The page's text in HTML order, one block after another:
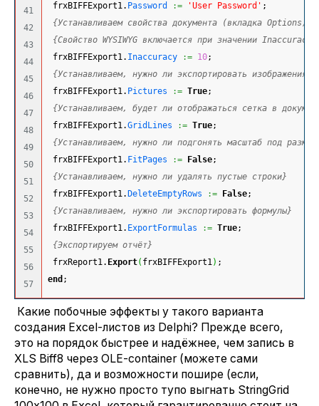
41
42
43
44
45
46
47
48
49
50
51
52
53
54
55
56
frxBIFFExport1. Password := 'User Password' ;
{Устанавливаем свойства документа (вкладка Options)}
{Свойство WYSIWYG включается при значении
frxBIFFExport1. Inaccuracy := 10;
{Устанавливаем, нужно ли экспортировать изображения}
frxBIFFExport1. Pictures := True;
{Устанавливаем, будет ли отображаться сетка в
frxBIFFExport1.GridLines := True;
{Устанавливаем, нужно ли подгонять масштаб под
frxBIFFExport1. FitPages := False;
{Устанавливаем, нужно ли удалять пустые строки}
frxBIFFExport1. DeleteEmptyRows := False;
{Устанавливаем, нужно ли экспортировать формулы}
frxBIFFExport1. ExportFormulas := True;
{Экспортируем отчёт}
frxReport1. Export( frxBIFFExport1) ;
end ;
Какие побочные эффекты у такого варианта
создания Excel-листов из Delphi? Прежде всего,
это на порядок быстрее и надёжнее, чем запись в
XLS Biff8 через OLE-container (можете сами
сравнить), да и возможности пошире (если,
конечно, не нужно просто тупо выгнать StringGrid